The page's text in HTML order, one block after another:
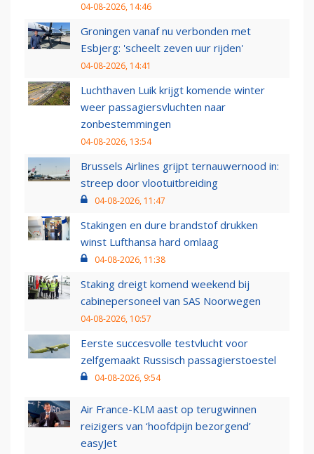
04-08-2026, 14:46
Groningen vanaf nu verbonden met
Esbjerg: 'scheelt zeven uur rijden'
04-08-2026, 14:41
Luchthaven Luik krijgt komende winter
weer passagiersvluchten naar
zonbestemmingen
04-08-2026, 13:54
Brussels Airlines grijpt ternauwernood in:
streep door vlootuitbreiding
04-08-2026, 11:47
Stakingen en dure brandstof drukken
winst Lufthansa hard omlaag
04-08-2026, 11:38
Staking dreigt komend weekend bij
cabinepersoneel van SAS Noorwegen
04-08-2026, 10:57
Eerste succesvolle testvlucht voor
zelfgemaakt Russisch passagierstoestel
04-08-2026, 9:54
Air France-KLM aast op terugwinnen
reizigers van ‘hoofdpijn bezorgend’
easyJet